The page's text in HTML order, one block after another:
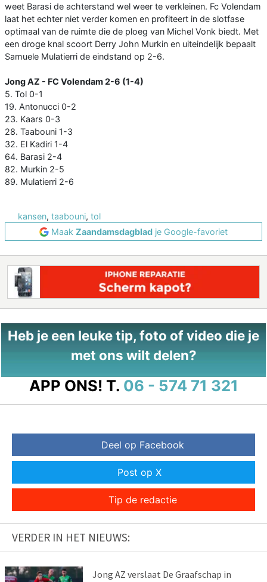
weet Barasi de achterstand wel weer te verkleinen. Fc Volendam
laat het echter niet verder komen en profiteert in de slotfase
optimaal van de ruimte die de ploeg van Michel Vonk biedt. Met
een droge knal scoort Derry John Murkin en uiteindelijk bepaalt
Samuele Mulatierri de eindstand op 2-6.
Jong AZ - FC Volendam 2-6 (1-4)
5. Tol 0-1
19. Antonucci 0-2
23. Kaars 0-3
28. Taabouni 1-3
32. El Kadiri 1-4
64. Barasi 2-4
82. Murkin 2-5
89. Mulatierri 2-6
kansen, taabouni, tol
Maak Zaandamsdagblad je Google-favoriet
Heb je een leuke tip, foto of video die je
met ons wilt delen?
APP ONS! T. 06 - 574 71 321
Deel op Facebook
Post op X
Tip de redactie
VERDER IN HET NIEUWS:
Jong AZ verslaat De Graafschap in